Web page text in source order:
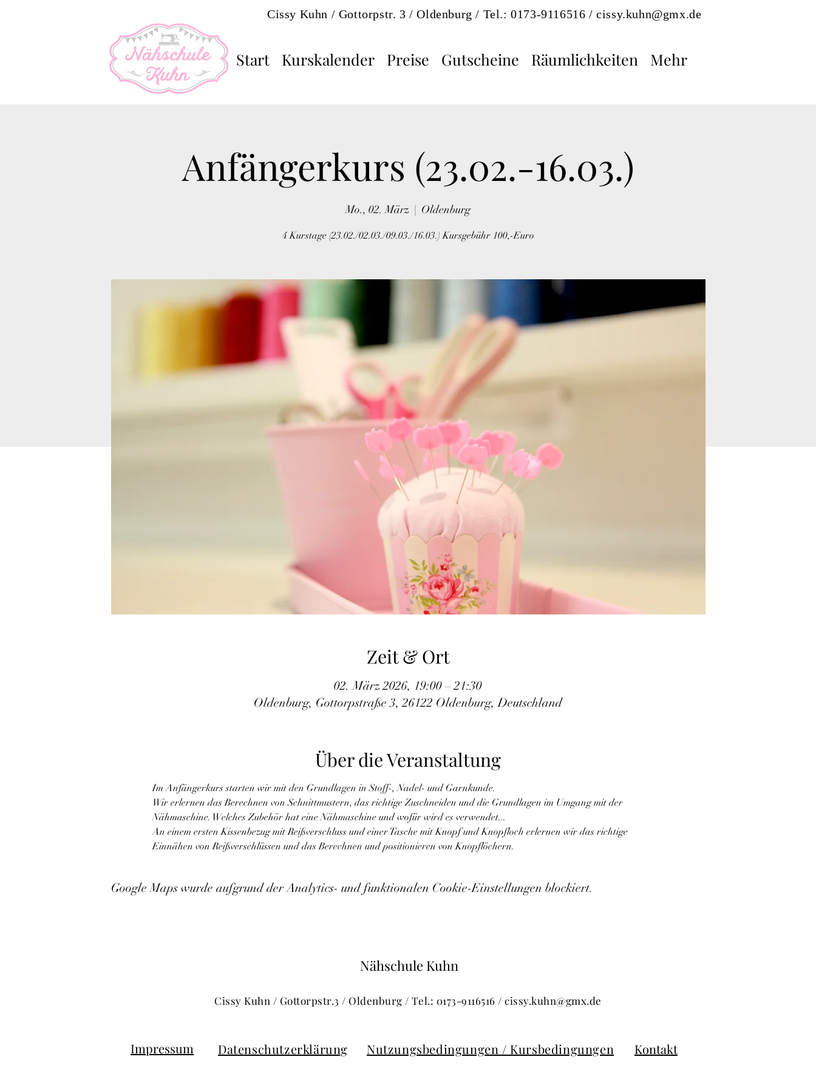
Start Kurskalender Preise Gutscheine Räumlichkeiten Mehr
Cissy Kuhn / Gottorpstr. 3 / Oldenburg / Tel.: 0173-9116516 /cissy.kuhn@gmx.de
Anfängerkurs (23.02.-16.03.)
Mo., 02. März Oldenburg
4 Kurstage (23.02./02.03./09.03./16.03.) Kursgebühr 100,-Euro
Zeit & Ort
02. März 2026, 19:00 – 21:30
Oldenburg, Gottorpstraße 3, 26122 Oldenburg, Deutschland
Über die Veranstaltung
Im Anfängerkurs starten wir mit den Grundlagen in Stoff-, Nadel- und Garnkunde.
Wir erlernen das Berechnen von Schnittmustern, das richtige Zuschneiden und die Grundlagen im Umgang mit der
Nähmaschine. Welches Zubehör hat eine Nähmaschine und wofür wird es verwendet...
An einem ersten Kissenbezug mit Reißverschluss und einer Tasche mit Knopf und Knopfloch erlernen wir das richtige
Einnähen von Reißverschlüssen und das Berechnen und positionieren von Knopflöchern.
Google Maps wurde aufgrund der Analytics- und funktionalen Cookie-Einstellungen blockiert.
Nähschule Kuhn
Cissy Kuhn / Gottorpstr.3 / Oldenburg / Tel.: 0173-9116516 /cissy.kuhn@gmx.de
Impressum Datenschutzerklärung Nutzungsbedingungen / Kursbedingungen Kontakt